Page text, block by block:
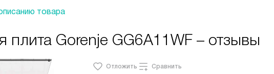
товара
плита Gorenje GG6A11WF – отзывы
Отложить Сравнить